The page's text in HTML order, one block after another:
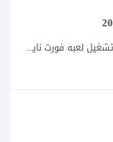
تحميل فورت نايت للايفون ios 16 إذا كنت تريد تشغيل لعبه فورت نايت على الايفون 2023...